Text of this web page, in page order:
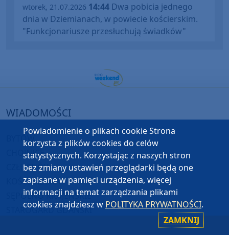
wtorek, 21.07.2026 14:44 Dwa pobicia jednego
dnia w Dziemianach, w powiecie kościerskim.
"Funkcjonariusze przesłuchują świadków"
WIADOMOŚCI
BYTÓW
CHOJNICE
CZŁUCHÓW
KOŚCIERZYNA
SĘPÓLNO KRAJEŃSKIE
STAROGARD GDAŃSKI
Powiadomienie o plikach cookie Strona
korzysta z plików cookies do celów
statystycznych. Korzystając z naszych stron
bez zmiany ustawień przeglądarki będą one
zapisane w pamięci urządzenia, więcej
informacji na temat zarządzania plikami
cookies znajdziesz w POLITYKA PRYWATNOŚCI.
ZAMKNIJ